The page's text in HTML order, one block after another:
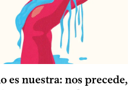
es nuestra: nos precede,